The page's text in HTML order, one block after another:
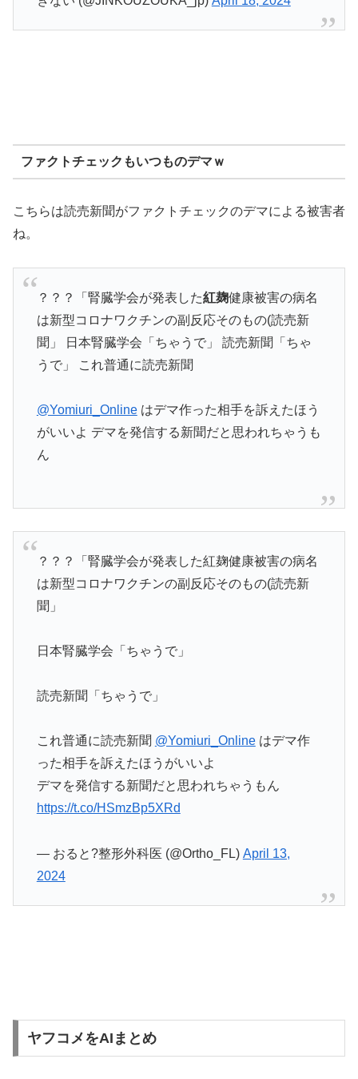
ファクトチェックもいつものデマｗ
こちらは読売新聞がファクトチェックのデマによる被害者
ね。
？？？「腎臓学会が発表した紅麹健康被害の病名
は新型コロナワクチンの副反応そのもの(読売新
聞」 日本腎臓学会「ちゃうで」 読売新聞「ちゃ
うで」 これ普通に読売新聞
@Yomiuri_Onlineはデマ作った相手を訴えたほう
がいいよ デマを発信する新聞だと思われちゃうも
ん
？？？「腎臓学会が発表した紅麹健康被害の病名
は新型コロナワクチンの副反応そのもの(読売新
聞」
日本腎臓学会「ちゃうで」
読売新聞「ちゃうで」
これ普通に読売新聞 @Yomiuri_Onlineはデマ作
った相手を訴えたほうがいいよ
デマを発信する新聞だと思われちゃうもん
https://t.co/HSmzBp5XRd
— おると?整形外科医 (@Ortho_FL) April 13,
2024
ヤフコメをAIまとめ